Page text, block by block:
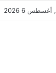
6 2026